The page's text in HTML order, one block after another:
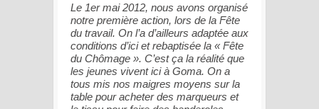
Le 1er mai 2012, nous avons organisé
notre première action, lors de la Fête
du travail. On l’a d’ailleurs adaptée aux
conditions d’ici et rebaptisée la « Fête
du Chômage ». C’est ça la réalité que
les jeunes vivent ici à Goma. On a
tous mis nos maigres moyens sur la
table pour acheter des marqueurs et